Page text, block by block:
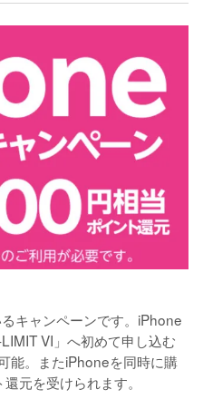
キャンペーンです。iPhone
VI」へ初めて申し込む
能。またiPhoneを同時に購
元を受けられます。